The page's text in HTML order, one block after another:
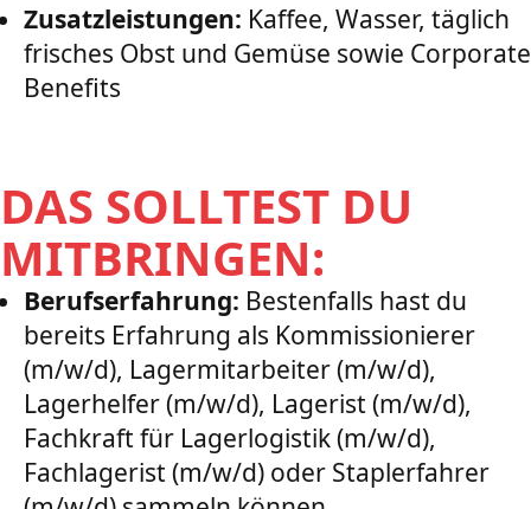
Zusatzleistungen: Kaffee, Wasser, täglich
frisches Obst und Gemüse sowie Corporate
Benefits
DAS SOLLTEST DU
MITBRINGEN:
Berufserfahrung: Bestenfalls hast du
bereits Erfahrung als Kommissionierer
(m/w/d), Lagermitarbeiter (m/w/d),
Lagerhelfer (m/w/d), Lagerist (m/w/d),
Fachkraft für Lagerlogistik (m/w/d),
Fachlagerist (m/w/d) oder Staplerfahrer